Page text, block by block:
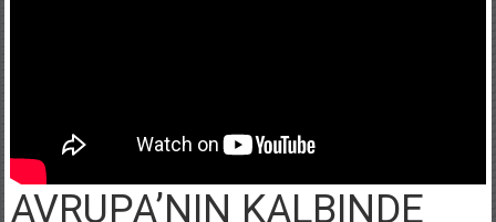
AVRUPA’NIN KALBINDE